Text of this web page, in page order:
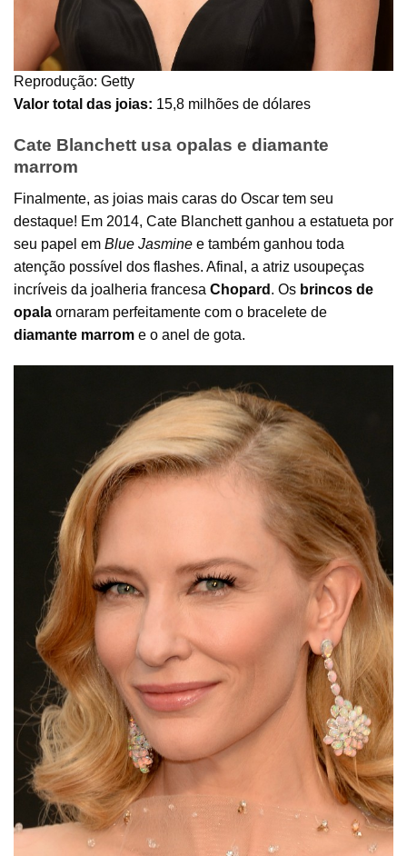
Reprodução: Getty
Valor total das joias: 15,8 milhões de dólares
Cate Blanchett usa opalas e diamante
marrom
Finalmente, as joias mais caras do Oscar tem seu
destaque! Em 2014, Cate Blanchett ganhou a estatueta por
seu papel em Blue Jasmine e também ganhou toda
atenção possível dos flashes. Afinal, a atriz usoupeças
incríveis da joalheria francesa Chopard . Os brincos de
opala ornaram perfeitamente com o bracelete de
diamante marrom e o anel de gota.